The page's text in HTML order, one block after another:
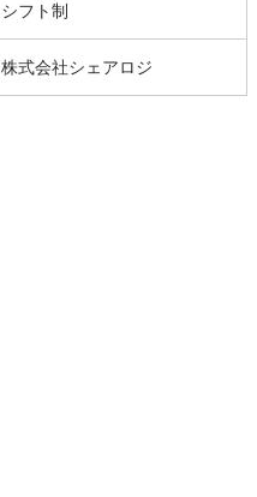
シフト制
株式会社シェアロジ